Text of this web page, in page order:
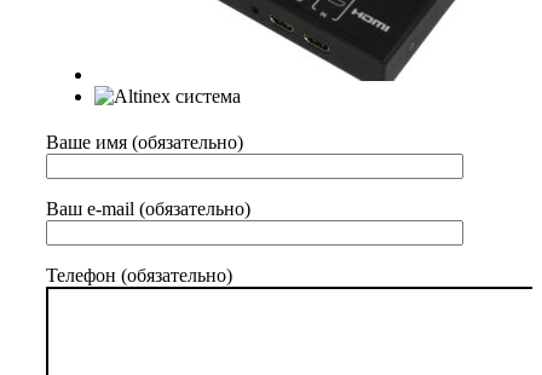
Ваше имя (обязательно)
Ваш e-mail (обязательно)
Телефон (обязательно)